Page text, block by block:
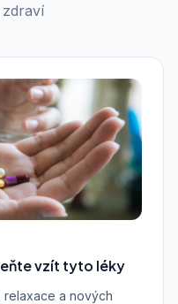
vzít tyto léky
a nových